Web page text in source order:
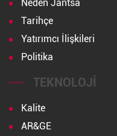
Neden Jantsa
Tarihçe
Yatırımcı İlişkileri
Politika
TEKNOLOJI
Kalite
AR&GE